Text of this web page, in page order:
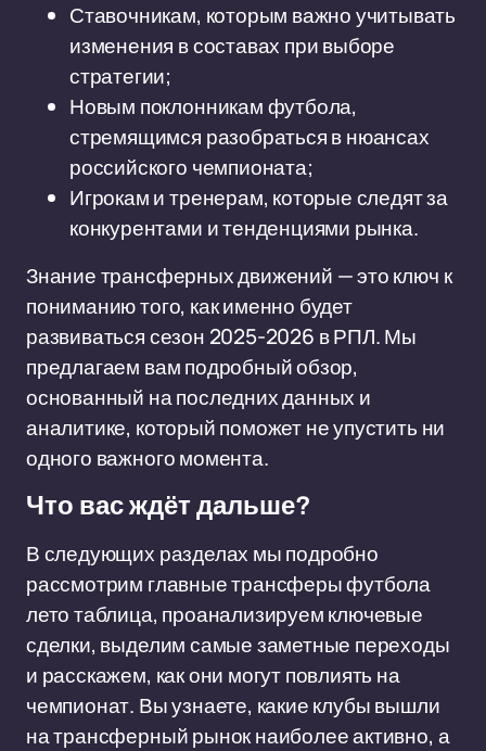
Ставочникам, которым важно учитывать
изменения в составах при выборе
стратегии;
Новым поклонникам футбола,
стремящимся разобраться в нюансах
российского чемпионата;
Игрокам и тренерам, которые следят за
конкурентами и тенденциями рынка.
Знание трансферных движений — это ключ к
пониманию того, как именно будет
развиваться сезон 2025-2026 в РПЛ. Мы
предлагаем вам подробный обзор,
основанный на последних данных и
аналитике, который поможет не упустить ни
одного важного момента.
Что вас ждёт дальше?
В следующих разделах мы подробно
рассмотрим главные трансферы футбола
лето таблица, проанализируем ключевые
сделки, выделим самые заметные переходы
и расскажем, как они могут повлиять на
чемпионат. Вы узнаете, какие клубы вышли
на трансферный рынок наиболее активно, а